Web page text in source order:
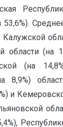
области (на
(на
8,9%)
и